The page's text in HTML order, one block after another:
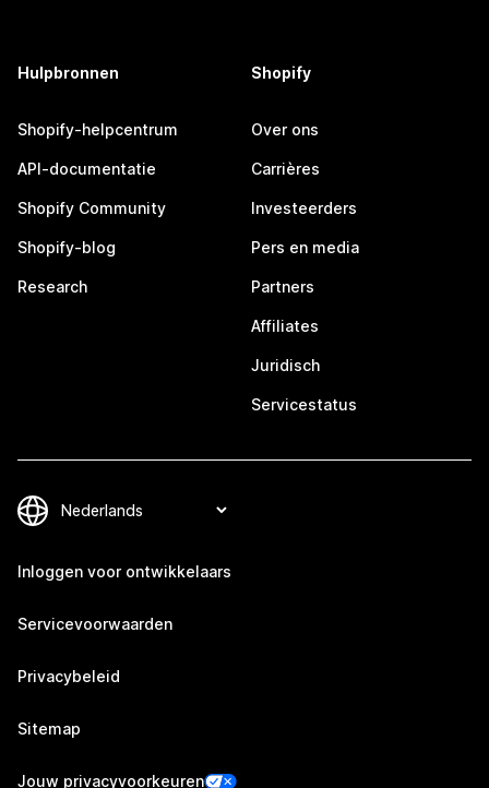
Hulpbronnen
Shopify-helpcentrum
API-documentatie
Shopify Community
Shopify-blog
Research
Shopify
Over ons
Carrières
Investeerders
Pers en media
Partners
Affiliates
Juridisch
Servicestatus
Inloggen voor ontwikkelaars
Servicevoorwaarden
Privacybeleid
Sitemap
Jouw privacyvoorkeuren